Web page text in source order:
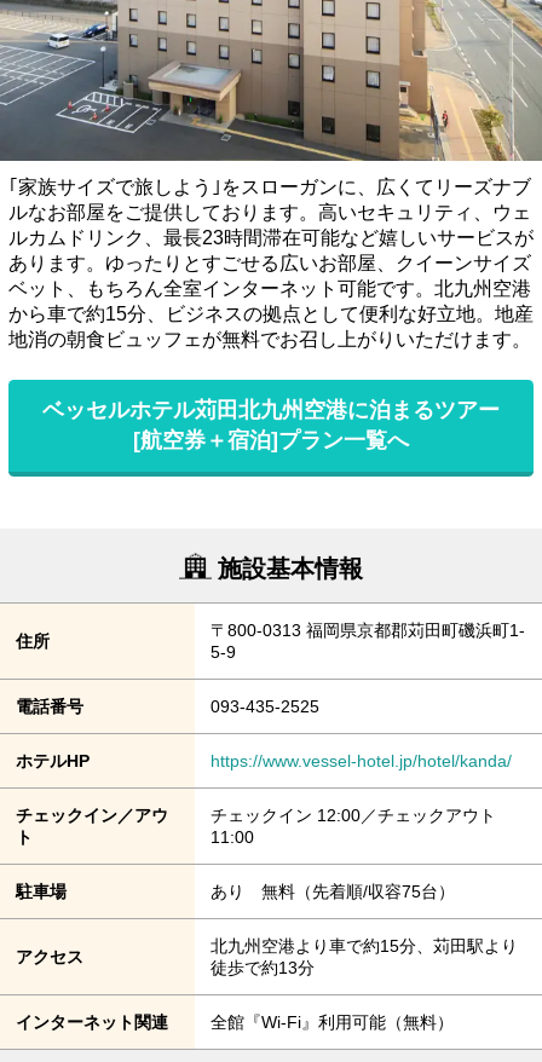
｢家族サイズで旅しよう｣をスローガンに、広くてリーズナブ
ルなお部屋をご提供しております。高いセキュリティ、ウェ
ルカムドリンク、最長23時間滞在可能など嬉しいサービスが
あります。ゆったりとすごせる広いお部屋、クイーンサイズ
ベット、もちろん全室インターネット可能です。北九州空港
から車で約15分、ビジネスの拠点として便利な好立地。地産
地消の朝食ビュッフェが無料でお召し上がりいただけます。
ベッセルホテル苅田北九州空港に泊まるツアー
[航空券＋宿泊]プラン一覧へ
施設基本情報
住所
〒800-0313 福岡県京都郡苅田町磯浜町1-
5-9
電話番号 093-435-2525
ホテルHP https://www.vessel-hotel.jp/hotel/kanda/
チェックイン／アウ
ト
チェックイン 12:00／チェックアウト
11:00
駐車場 あり 無料（先着順/収容75台）
アクセス
北九州空港より車で約15分、苅田駅より
徒歩で約13分
インターネット関連 全館『Wi-Fi』利用可能（無料）